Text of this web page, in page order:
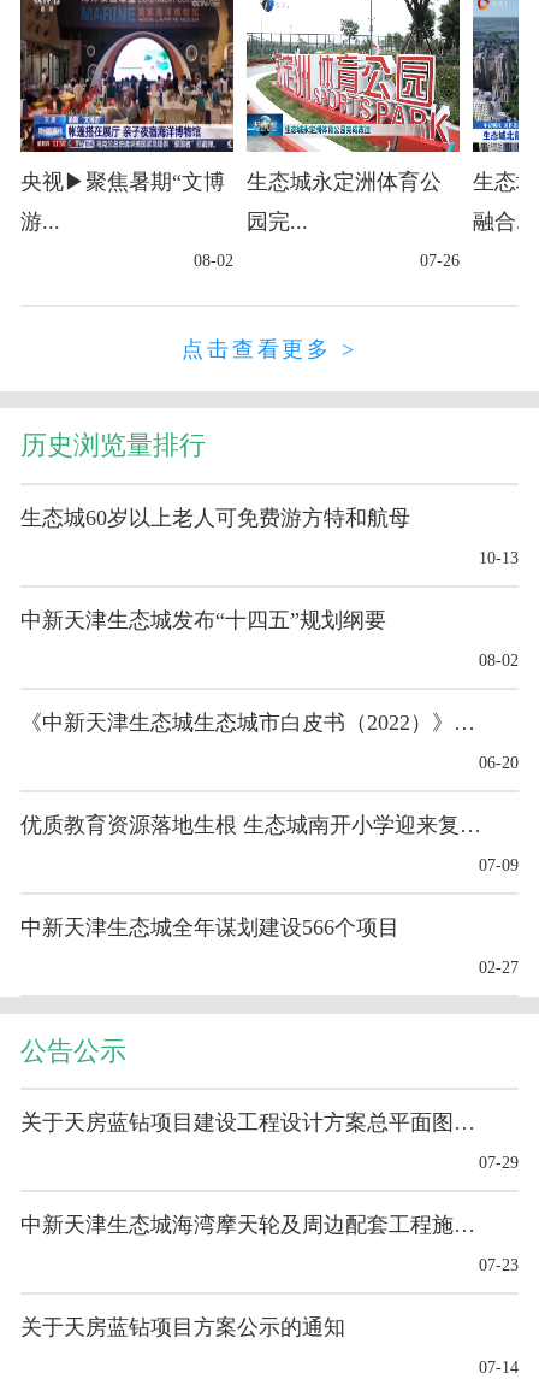
央视▶聚焦暑期“文博
游...
08-02
生态城永定洲体育公
园完...
07-26
生态
融合...
点击查看更多 >
历史浏览量排行
生态城60岁以上老人可免费游方特和航母
10-13
中新天津生态城发布“十四五”规划纲要
08-02
《中新天津生态城生态城市白皮书（2022）》发布
06-20
优质教育资源落地生根 生态城南开小学迎来复校后首...
07-09
中新天津生态城全年谋划建设566个项目
02-27
公告公示
关于天房蓝钻项目建设工程设计方案总平面图的公布
07-29
中新天津生态城海湾摩天轮及周边配套工程施工-基础工程
07-23
关于天房蓝钻项目方案公示的通知
07-14